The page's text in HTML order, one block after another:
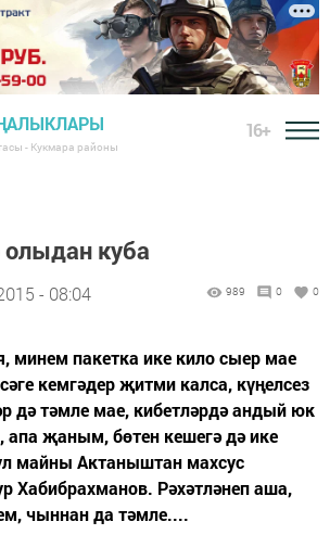
- Кукмара районы
16+
куба
- 08:04 989 0 0
минем пакетка ике кило сыер мае
кемгәдер җитми калса, күңелсез
дә тәмле мае, кибетләрдә андый юк
апа җаным, бөтен кешегә дә ике
майны Актаныштан махсус
Хабибрахманов. Рәхәтләнеп аша,
чыннан да тәмле....